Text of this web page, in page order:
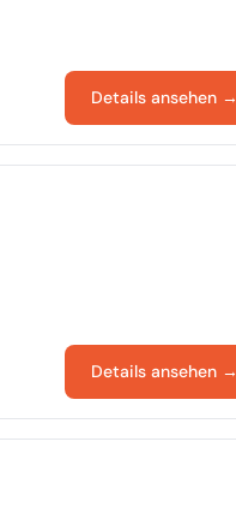
Details ansehen →
Details ansehen →